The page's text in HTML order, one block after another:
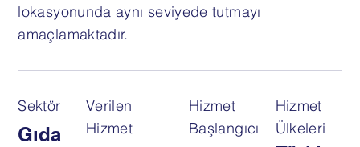
lokasyonunda aynı seviyede tutmayı
amaçlamaktadır.
Sektör
Gıda
Verilen
Hizmet
Hizmet
Başlangıcı
Hizmet
Ülkeleri